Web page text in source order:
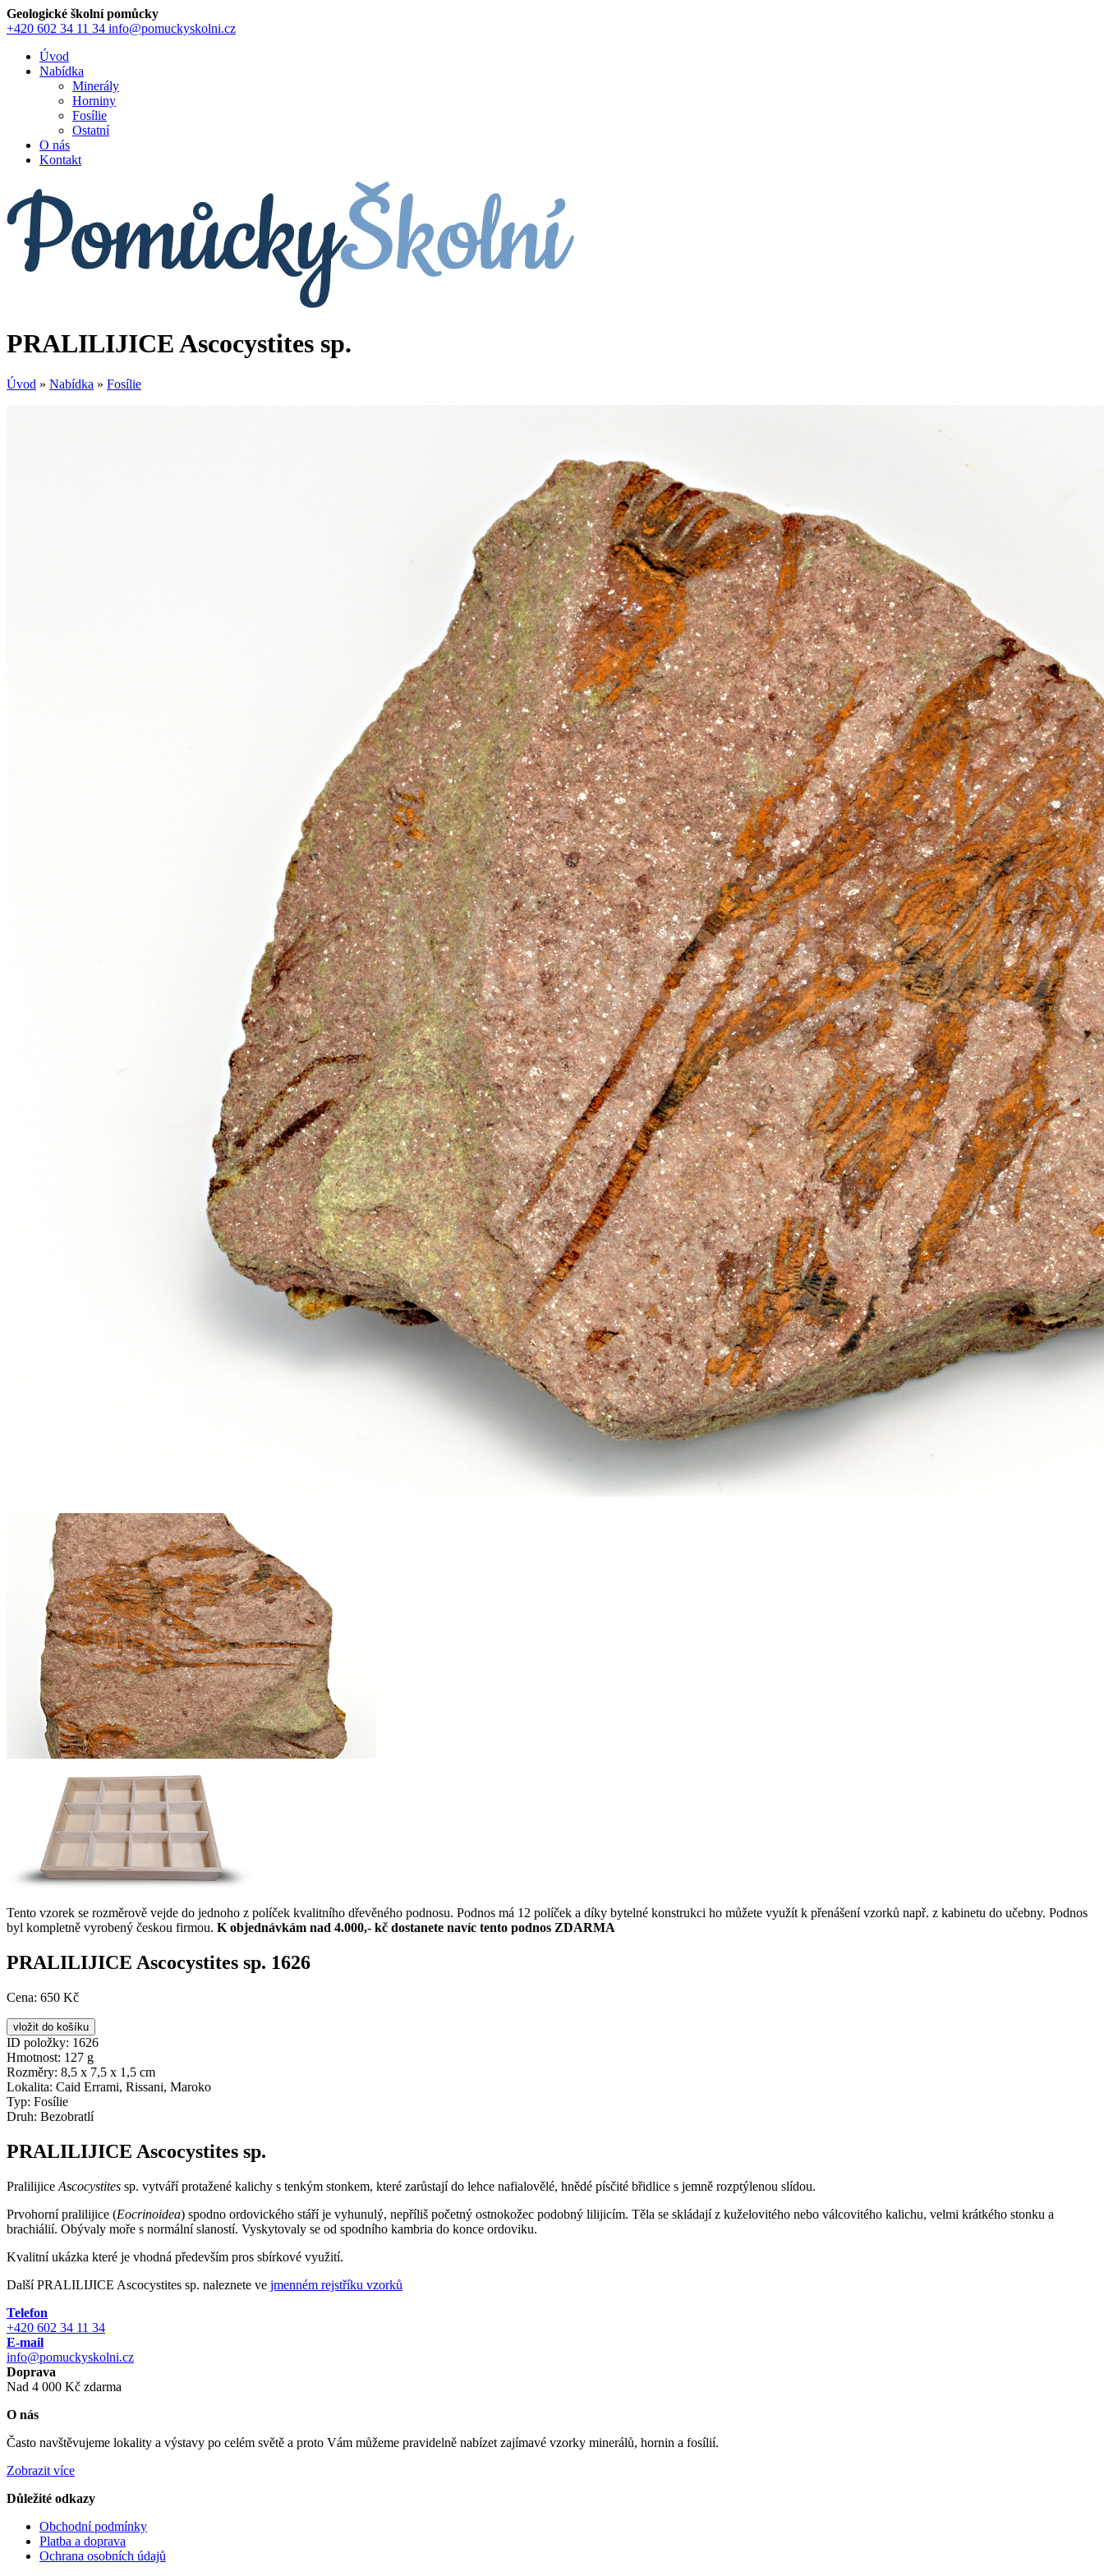
Geologické školní pomůcky
+420 602 34 11 34 info@pomuckyskolni.cz
Úvod
Nabídka
Minerály
Horniny
Fosílie
Ostatní
O nás
Kontakt
PRALILIJICE Ascocystites sp.
Úvod » Nabídka » Fosílie
Tento vzorek se rozměrově vejde do jednoho z políček kvalitního dřevěného podnosu. Podnos má 12 políček a díky bytelné konstrukci ho můžete využít k přenášení vzorků např. z kabinetu do učebny. Podnos
byl kompletně vyrobený českou firmou. K objednávkám nad 4.000,- kč dostanete navíc tento podnos ZDARMA
PRALILIJICE Ascocystites sp. 1626
Cena: 650 Kč
ID položky: 1626
Hmotnost: 127 g
Rozměry: 8,5 x 7,5 x 1,5 cm
Lokalita: Caid Errami, Rissani, Maroko
Typ: Fosílie
Druh: Bezobratlí
PRALILIJICE Ascocystites sp.
Pralilijice Ascocystites sp. vytváří protažené kalichy s tenkým stonkem, které zarůstají do lehce nafialovělé, hnědé písčité břidlice s jemně rozptýlenou slídou.
Prvohorní pralilijice (Eocrinoidea) spodno ordovického stáří je vyhunulý, nepříliš početný ostnokožec podobný lilijicím. Těla se skládají z kuželovitého nebo válcovitého kalichu, velmi krátkého stonku a
brachiálií. Obývaly moře s normální slaností. Vyskytovaly se od spodního kambria do konce ordoviku.
Kvalitní ukázka které je vhodná především pros sbírkové využití.
Další PRALILIJICE Ascocystites sp. naleznete ve jmenném rejstříku vzorků
Telefon
+420 602 34 11 34
E-mail
info@pomuckyskolni.cz
Doprava
Nad 4 000 Kč zdarma
O nás
Často navštěvujeme lokality a výstavy po celém světě a proto Vám můžeme pravidelně nabízet zajímavé vzorky minerálů, hornin a fosílií.
Zobrazit více
Důležité odkazy
Obchodní podmínky
Platba a doprava
Ochrana osobních údajů